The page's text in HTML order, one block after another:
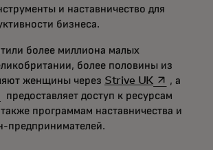
и наставничество для
бизнеса.
более миллиона малых
более половины из
женщины через Strive UKopens in a
, а
in a new tab
предоставляет доступ к ресурсам
программам наставничества и
предпринимателей.